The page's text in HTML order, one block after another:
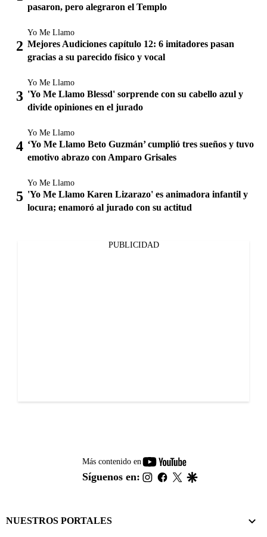
pasaron, pero alegraron el Templo
Yo Me Llamo
Mejores Audiciones capítulo 12: 6 imitadores pasan
gracias a su parecido físico y vocal
Yo Me Llamo
'Yo Me Llamo Blessd' sorprende con su cabello azul y
divide opiniones en el jurado
Yo Me Llamo
‘Yo Me Llamo Beto Guzmán’ cumplió tres sueños y tuvo
emotivo abrazo con Amparo Grisales
Yo Me Llamo
'Yo Me Llamo Karen Lizarazo' es animadora infantil y
locura; enamoró al jurado con su actitud
PUBLICIDAD
Más contenido en
youtube-
footer
Síguenos en: instagram
facebook
twitter
NUESTROS PORTALES